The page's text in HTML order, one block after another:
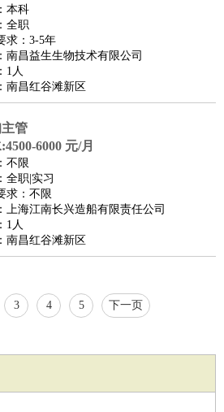
本科
全职
求：3-5年
南昌益生生物技术有限公司
1人
南昌红谷滩新区
管
6000 元/月
不限
全职|实习
求：不限
上海江南长兴造船有限责任公司
1人
南昌红谷滩新区
3 4 5 下一页